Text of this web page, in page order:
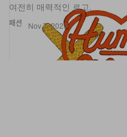
패션
여전히 매력적인 로고.
Nov 7, 2023